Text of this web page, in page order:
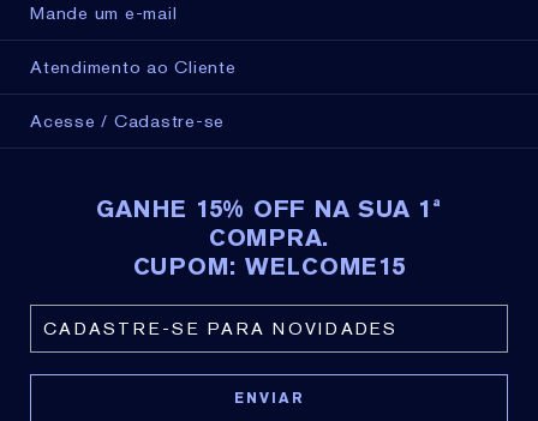
Mande um e-mail
Atendimento ao Cliente
Acesse / Cadastre-se
GANHE 15% OFF NA SUA 1ª
COMPRA.
CUPOM: WELCOME15